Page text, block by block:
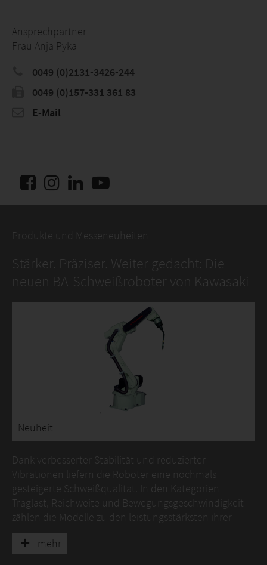
Ansprechpartner
Frau Anja Pyka
0049 (0)2131-3426-244
0049 (0)157-331 361 83
E-Mail
Produkte und Messeneuheiten
Stärker. Präziser. Weiter gedacht: Die
neuen BA-Schweißroboter von Kawasaki
Neuheit
Dank verbesserter Stabilität und reduzierter
Vibrationen liefern die Roboter eine nochmals
gesteigerte Schweißqualität. In den Kategorien
Traglast, Reichweite und Bewegungsgeschwindigkeit
zählen die Modelle zu den leistungsstärksten ihrer
Klasse.
Ein weiteres Highlight: Die optimierte interne
mehr